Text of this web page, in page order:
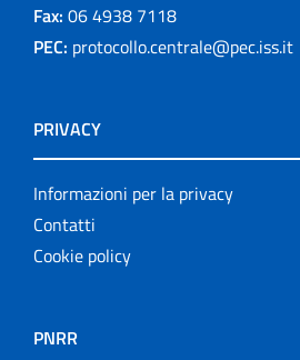
Fax: 06 4938 7118
PEC: protocollo.centrale@pec.iss.it
PRIVACY
Informazioni per la privacy
Contatti
Cookie policy
PNRR